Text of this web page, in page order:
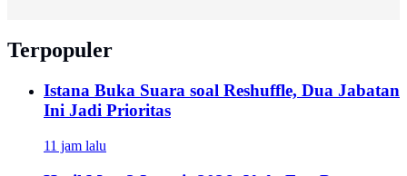
Terpopuler
Istana Buka Suara soal Reshuffle, Dua Jabatan
Ini Jadi Prioritas
11 jam lalu